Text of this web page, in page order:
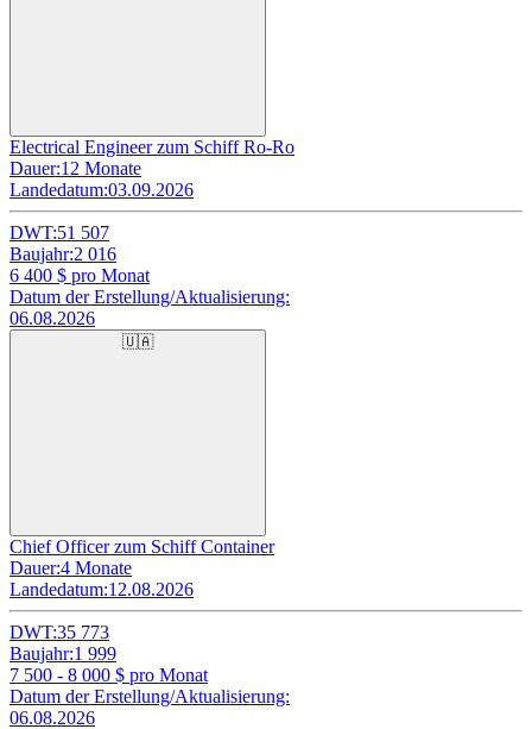
Electrical Engineer zum Schiff Ro-Ro
Dauer:12 Monate
Landedatum:03.09.2026
DWT:51 507
Baujahr:2 016
6 400 $ pro Monat
Datum der Erstellung/Aktualisierung:
06.08.2026
🇺🇦
Chief Officer zum Schiff Container
Dauer:4 Monate
Landedatum:12.08.2026
DWT:35 773
Baujahr:1 999
7 500 - 8 000 $ pro Monat
Datum der Erstellung/Aktualisierung:
06.08.2026